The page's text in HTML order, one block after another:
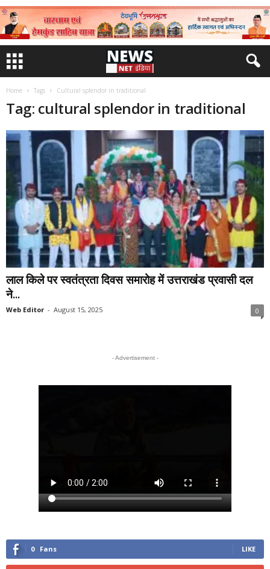
Home Tags Cultural splendor in traditional
Tag: cultural splendor in traditional
लाल किले पर स्वतंत्रता दिवस समारोह में उत्तराखंड प्रवासी दल
ने...
Web Editor - August 15, 2025 0
- Advertisement -
0 Fans LIKE